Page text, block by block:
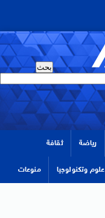
رياضة ثقافة
علوم وتكنولوجيا منوعات